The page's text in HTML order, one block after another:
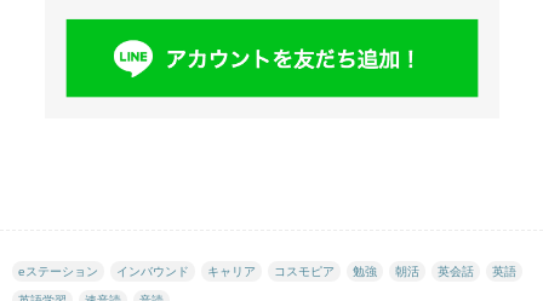
eステーション インバウンド キャリア コスモピア 勉強 朝活 英会話 英語